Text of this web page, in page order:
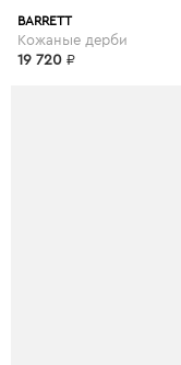
BARRETT
Кожаные дерби
19 720 ₽